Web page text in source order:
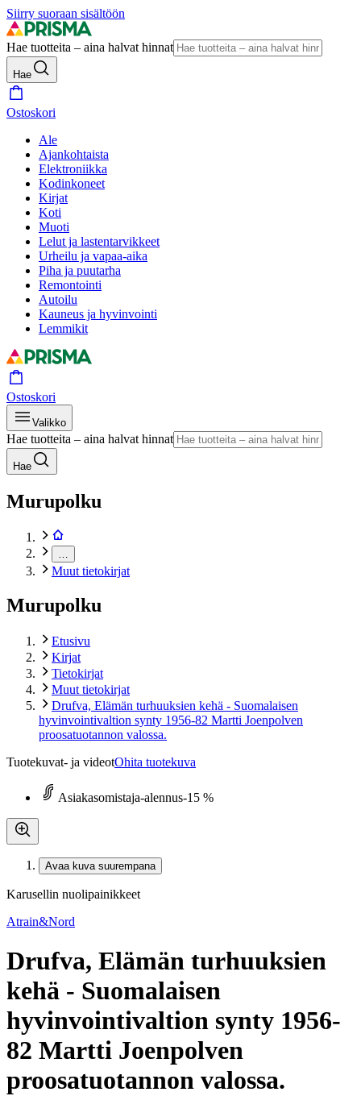
Siirry suoraan sisältöön
Hae tuotteita – aina halvat hinnat
Hae
Ostoskori
Ale
Ajankohtaista
Elektroniikka
Kodinkoneet
Kirjat
Koti
Muoti
Lelut ja lastentarvikkeet
Urheilu ja vapaa-aika
Piha ja puutarha
Remontointi
Autoilu
Kauneus ja hyvinvointi
Lemmikit
Ostoskori
Valikko
Hae tuotteita – aina halvat hinnat
Hae
Murupolku
Muut tietokirjat
Murupolku
Etusivu
Kirjat
Tietokirjat
Muut tietokirjat
Drufva, Elämän turhuuksien kehä - Suomalaisen
hyvinvointivaltion synty 1956-82 Martti Joenpolven
proosatuotannon valossa.
Tuotekuvat- ja videotOhita tuotekuva
Asiakasomistaja-alennus-15 %
Avaa kuva suurempana
Karusellin nuolipainikkeet
Atrain&Nord
Drufva, Elämän turhuuksien
kehä - Suomalaisen
hyvinvointivaltion synty 1956-
82 Martti Joenpolven
proosatuotannon valossa.